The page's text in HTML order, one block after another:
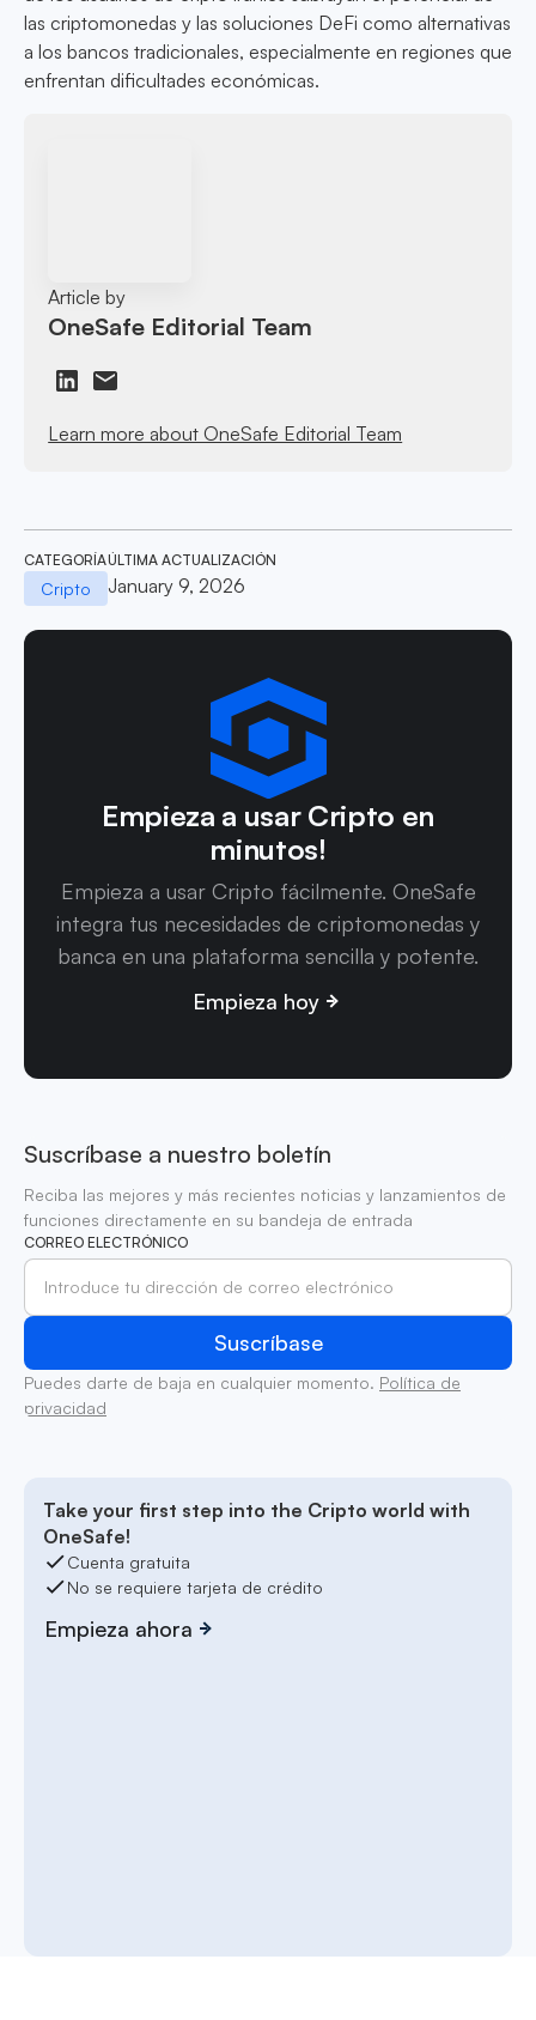
las criptomonedas y las soluciones DeFi como alternativas
a los bancos tradicionales, especialmente en regiones que
enfrentan dificultades económicas.
Article by
OneSafe Editorial Team
Learn more about OneSafe Editorial Team
CATEGORÍA
Cripto
ÚLTIMA ACTUALIZACIÓN
January 9, 2026
Empieza a usar Cripto en
minutos!
Empieza a usar Cripto fácilmente. OneSafe
integra tus necesidades de criptomonedas y
banca en una plataforma sencilla y potente.
Empieza hoy
Suscríbase a nuestro boletín
Reciba las mejores y más recientes noticias y lanzamientos de
funciones directamente en su bandeja de entrada
CORREO ELECTRÓNICO
Puedes darte de baja en cualquier momento. Política de
privacidad
Take your first step into the Cripto world with
OneSafe!
Cuenta gratuita
No se requiere tarjeta de crédito
Empieza ahora